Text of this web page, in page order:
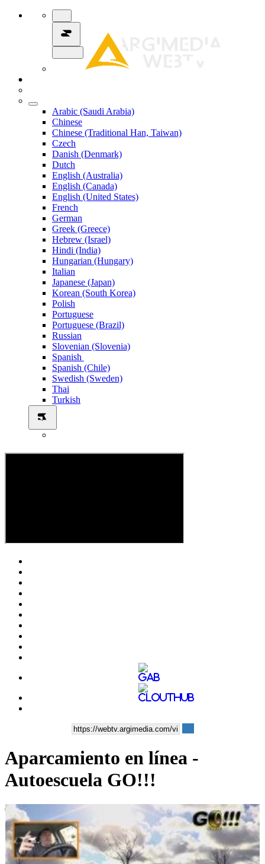
Arabic (Saudi Arabia)
Chinese
Chinese (Traditional Han, Taiwan)
Czech
Danish (Denmark)
Dutch
English (Australia)
English (Canada)
English (United States)
French
German
Greek (Greece)
Hebrew (Israel)
Hindi (India)
Hungarian (Hungary)
Italian
Japanese (Japan)
Korean (South Korea)
Polish
Portuguese
Portuguese (Brazil)
Russian
Slovenian (Slovenia)
Spanish
Spanish (Chile)
Swedish (Sweden)
Thai
Turkish
Aparcamiento en línea -
Autoescuela GO!!!
00:01:15